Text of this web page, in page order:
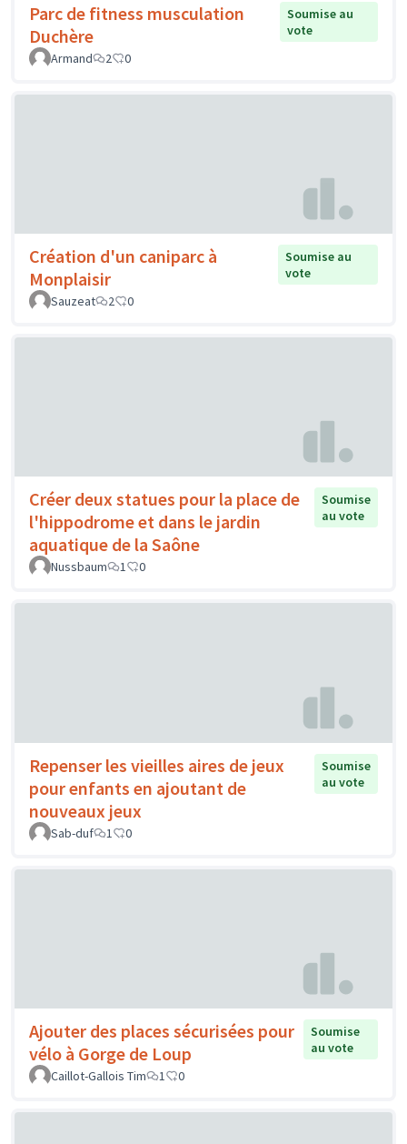
Parc de fitness musculation
Duchère
Soumise au
vote
Armand
2 0
Création d'un caniparc à
Monplaisir
Soumise au
vote
Sauzeat
2 0
Créer deux statues pour la place de
l'hippodrome et dans le jardin
aquatique de la Saône
Soumise
au vote
Nussbaum 1 0
Repenser les vieilles aires de jeux
pour enfants en ajoutant de
nouveaux jeux
Soumise
au vote
Sab-duf 1 0
Ajouter des places sécurisées pour
vélo à Gorge de Loup
Soumise
au vote
Caillot-Gallois Tim
1 0